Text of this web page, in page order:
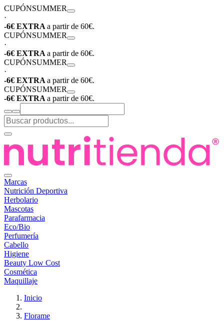
CUPÓNSUMMER
·
-6€ EXTRA a partir de 60€.
CUPÓNSUMMER
·
-6€ EXTRA a partir de 60€.
CUPÓNSUMMER
·
-6€ EXTRA a partir de 60€.
CUPÓNSUMMER
-6€ EXTRA a partir de 60€.
Marcas
Nutrición Deportiva
Herbolario
Mascotas
Parafarmacia
Eco/Bio
Perfumería
Cabello
Higiene
Beauty Low Cost
Cosmética
Maquillaje
Inicio
Florame